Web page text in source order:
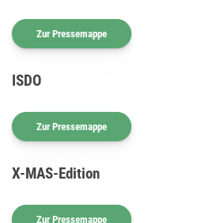
Zur Pressemappe
ISDO
Zur Pressemappe
X-MAS-Edition
Zur Pressemappe